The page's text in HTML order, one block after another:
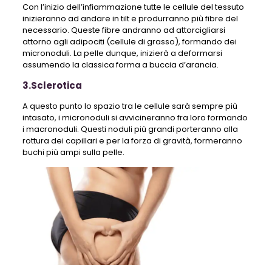
Con l’inizio dell’infiammazione tutte le cellule del tessuto
inizieranno ad andare in tilt e produrranno più fibre del
necessario. Queste fibre andranno ad attorcigliarsi
attorno agli adipociti (cellule di grasso), formando dei
micronoduli. La pelle dunque, inizierà a deformarsi
assumendo la classica forma a buccia d’arancia.
3.Sclerotica
A questo punto lo spazio tra le cellule sarà sempre più
intasato, i micronoduli si avvicineranno fra loro formando
i macronoduli. Questi noduli più grandi porteranno alla
rottura dei capillari e per la forza di gravità, formeranno
buchi più ampi sulla pelle.